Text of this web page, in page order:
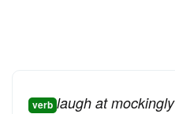
verb laugh at mockingly